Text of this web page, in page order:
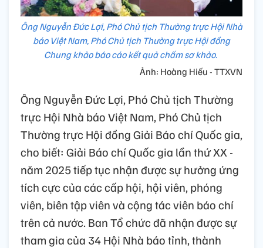
Ông Nguyễn Đức Lợi, Phó Chủ tịch Thường trực Hội Nhà
báo Việt Nam, Phó Chủ tịch Thường trực Hội đồng
Chung khảo báo cáo kết quả chấm sơ khảo.
Ảnh: Hoàng Hiếu - TTXVN
Ông Nguyễn Đức Lợi, Phó Chủ tịch Thường
trực Hội Nhà báo Việt Nam, Phó Chủ tịch
Thường trực Hội đồng Giải Báo chí Quốc gia,
cho biết: Giải Báo chí Quốc gia lần thứ XX -
năm 2025 tiếp tục nhận được sự hưởng ứng
tích cực của các cấp hội, hội viên, phóng
viên, biên tập viên và cộng tác viên báo chí
trên cả nước. Ban Tổ chức đã nhận được sự
tham gia của 34 Hội Nhà báo tỉnh, thành